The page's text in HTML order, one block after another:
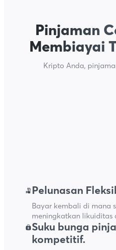
Pinjaman
Membiayai
Kripto Anda,
Pelunasan
Bayar kembali di mana
meningkatkan likuiditas
Suku bunga
kompetitif.